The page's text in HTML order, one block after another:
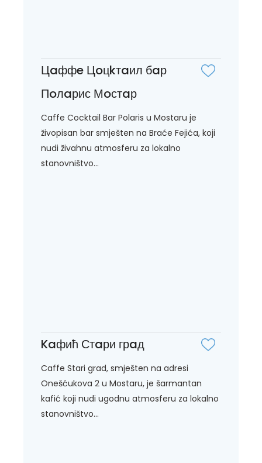
Цaффe Цoцkтaил бaр
Пoлaрис Мoстaр
Caffe Cocktail Bar Polaris u Mostaru je
živopisan bar smješten na Braće Fejića, koji
nudi živahnu atmosferu za lokalno
stanovništvo...
Kaфић Стaри грaд
Caffe Stari grad, smješten na adresi
Onešćukova 2 u Mostaru, je šarmantan
kafić koji nudi ugodnu atmosferu za lokalno
stanovništvo...